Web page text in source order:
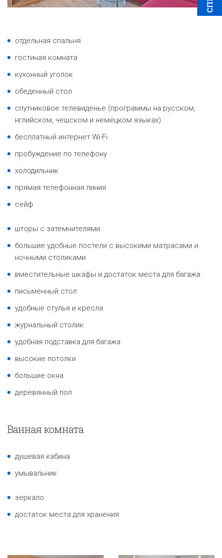
отдельная спальня
гостиная комната
кухонный уголок
обеденный стол
спутниковое телевиденье (программы на русском,
нглийском, чешском и немецком языках)
бесплатный интернет Wi-Fi
пробуждение по телефону
холодильник
прямая телефонная линия
сейф
шторы с затемнителями
большие удобные постели с высокими матрасами и
ночными столиками
вместительные шкафы и достаток места для багажа
письменный стол
удобные стулья и кресла
журнальный столик
удобная подставка для багажа
высокие потолки
большие окна
деревянный пол
Ванная комната
душевая кабина
умывальник
зеркало
достаток места для хранения